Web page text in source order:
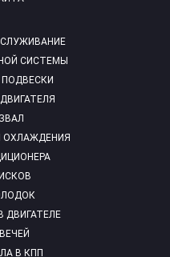
СИСТЕМЫ
ОХЛАЖДЕНИЯ
ДВИГАТЕЛЕ
В КПП